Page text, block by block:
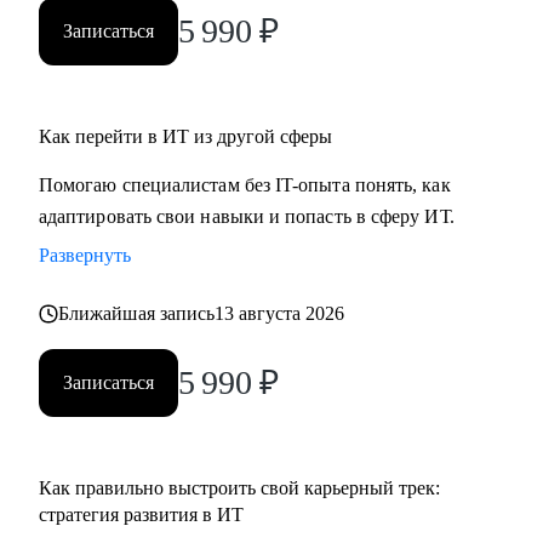
ты новичок и только определяешься с выбором, я проведу
для тебя обзор на самые востребованные профессии в
Записаться 5 990 ₽
Как перейти в ИТ из другой сферы
Помогаю специалистам без IT-опыта понять, как
адаптировать свои навыки и попасть в сферу ИТ.
Развернуть
Ближайшая запись13 августа 2026
Записаться 5 990 ₽
Как правильно выстроить свой карьерный трек:
стратегия развития в ИТ